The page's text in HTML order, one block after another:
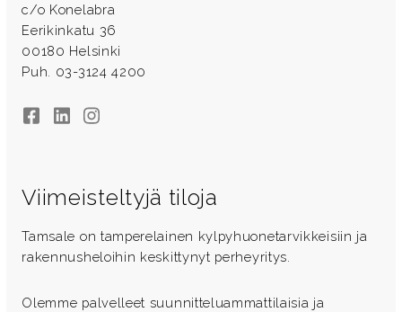
c/o Konelabra
Eerikinkatu 36
00180 Helsinki
Puh. 03-3124 4200
FacebookLinkedInInstagram
Viimeisteltyjä tiloja
Tamsale on tamperelainen kylpyhuonetarvikkeisiin ja
rakennusheloihin keskittynyt perheyritys.
Olemme palvelleet suunnitteluammattilaisia ja